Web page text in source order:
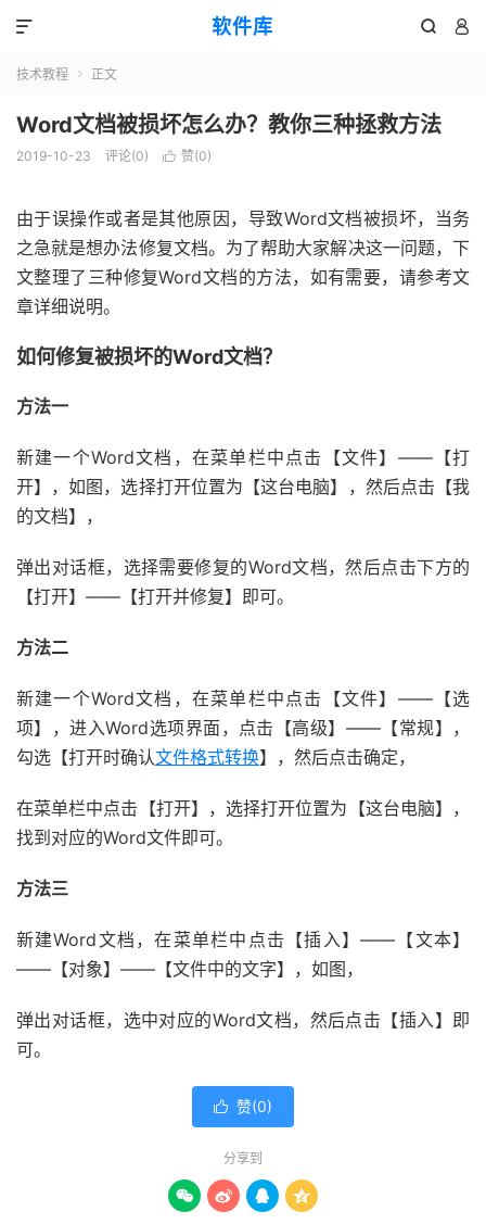
软件库  

技术教程  正文
Word文档被损坏怎么办？教你三种拯救方法
2019-10-23 评论(0)  赞(0)
由于误操作或者是其他原因，导致Word文档被损坏，当务
之急就是想办法修复文档。为了帮助大家解决这一问题，下
文整理了三种修复Word文档的方法，如有需要，请参考文
章详细说明。
如何修复被损坏的Word文档？
方法一
新建一个Word文档，在菜单栏中点击【文件】——【打
开】，如图，选择打开位置为【这台电脑】，然后点击【我
的文档】，
弹出对话框，选择需要修复的Word文档，然后点击下方的
【打开】——【打开并修复】即可。
方法二
新建一个Word文档，在菜单栏中点击【文件】——【选
项】，进入Word选项界面，点击【高级】——【常规】，
勾选【打开时确认文件格式转换】，然后点击确定，
在菜单栏中点击【打开】，选择打开位置为【这台电脑】，
找到对应的Word文件即可。
方法三
新建Word文档，在菜单栏中点击【插入】——【文本】
——【对象】——【文件中的文字】，如图，
弹出对话框，选中对应的Word文档，然后点击【插入】即
可。
 赞(0)
分享到
   